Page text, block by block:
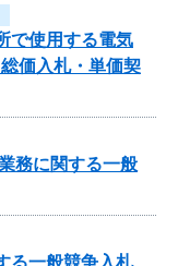
で使用する電気
価入札・単価契
務に関する一般
る一般競争入札